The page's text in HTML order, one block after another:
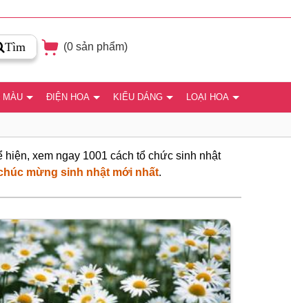
Tìm (0 sản phẩm)
MÀU ĐIỆN HOA KIỂU DÁNG LOẠI HOA
hiện, xem ngay 1001 cách tổ chức sinh nhật
mừng sinh nhật mới nhất.